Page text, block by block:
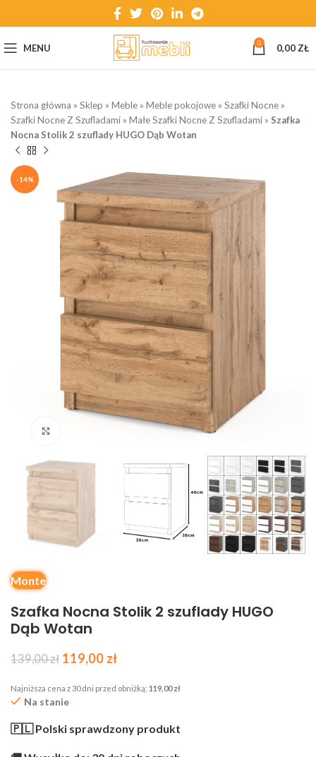
MENU 0 0,00 ZŁ
Strona główna » Sklep » Meble » Meble pokojowe » Szafki Nocne »
Szafki Nocne Z Szufladami » Małe Szafki Nocne Z Szufladami » Szafka
Nocna Stolik 2 szuflady HUGO Dąb Wotan
-14%
Kliknij, aby powiększyć
Monte
Szafka Nocna Stolik 2 szuflady HUGO
Dąb Wotan
139,00zł 119,00 zł
Najniższa cena z 30 dni przed obniżką: 119,00zł
Na stanie
🇵🇱 Polski sprawdzony produkt